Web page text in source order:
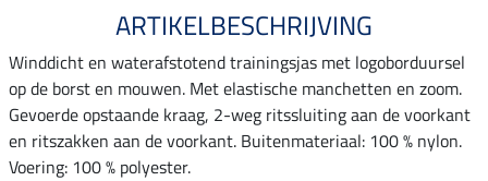
ARTIKELBESCHRIJVING
Winddicht en waterafstotend trainingsjas met logoborduursel
op de borst en mouwen. Met elastische manchetten en zoom.
Gevoerde opstaande kraag, 2-weg ritssluiting aan de voorkant
en ritszakken aan de voorkant. Buitenmateriaal: 100 % nylon.
Voering: 100 % polyester.